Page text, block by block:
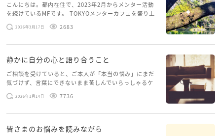
こんにちは。都内在住で、2023年2月からメンター活動
を続けているMFです。 TOKYOメンターカフェを盛り上
げたいという想いから、勇気を出して初めてブログを投
稿してみようと思います。少し自分のことを書いてみま
2026年3月17日 2683
静かに自分の心と語り合うこと
ご相談を受けていると、ご本人が「本当の悩み」にまだ
気づけず、言葉にできないまま苦しんでいらっしゃるケ
ースがありますお悩みというのは、心の深いところ（深
層心理）に触れることで、まったく違う角度から解決の
2026年1月14日 7736
皆さまのお悩みを読みながら